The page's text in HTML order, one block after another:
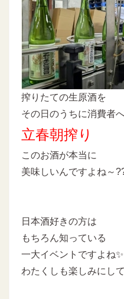
搾りたての生原酒を
その日のうちに消費者
立春朝搾り
このお酒が本当に
美味しいんですよね～
日本酒好きの方は
もちろん知っている
一大イベントですよね✨
わたくしも楽しみにし